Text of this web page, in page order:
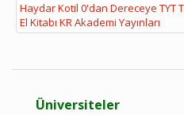
Haydar Kotil 0'dan Dereceye TYT
El Kitabı KR Akademi Yayınları
Üniversiteler